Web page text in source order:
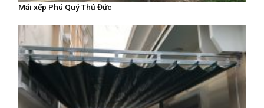
Mái xếp Phú Quý Thủ Đức